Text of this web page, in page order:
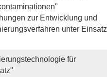
zur Entwicklung und
unter Einsatz
für